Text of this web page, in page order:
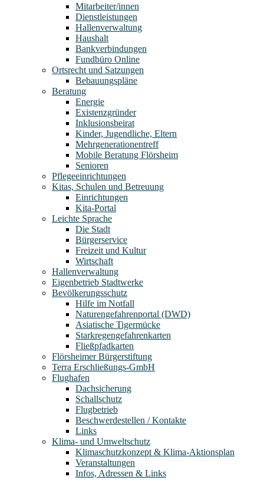
Mitarbeiter/innen
Dienstleistungen
Hallenverwaltung
Haushalt
Bankverbindungen
Fundbüro Online
Ortsrecht und Satzungen
Bebauungspläne
Beratung
Energie
Existenzgründer
Inklusionsbeirat
Kinder, Jugendliche, Eltern
Mehrgenerationentreff
Mobile Beratung Flörsheim
Senioren
Pflegeeinrichtungen
Kitas, Schulen und Betreuung
Einrichtungen
Kita-Portal
Leichte Sprache
Die Stadt
Bürgerservice
Freizeit und Kultur
Wirtschaft
Hallenverwaltung
Eigenbetrieb Stadtwerke
Bevölkerungsschutz
Hilfe im Notfall
Naturengefahrenportal (DWD)
Asiatische Tigermücke
Starkregengefahrenkarten
Fließpfadkarten
Flörsheimer Bürgerstiftung
Terra Erschließungs-GmbH
Flughafen
Dachsicherung
Schallschutz
Flugbetrieb
Beschwerdestellen / Kontakte
Links
Klima- und Umweltschutz
Klimaschutzkonzept & Klima-Aktionsplan
Veranstaltungen
Infos, Adressen & Links